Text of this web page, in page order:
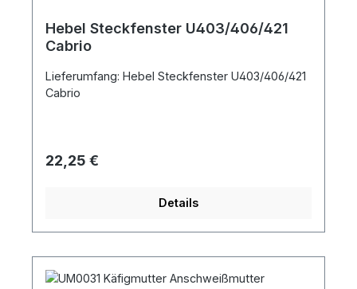
Hebel Steckfenster U403/406/421
Cabrio
Lieferumfang: Hebel Steckfenster U403/406/421
Cabrio
Regulärer Preis:
22,25 €
Details